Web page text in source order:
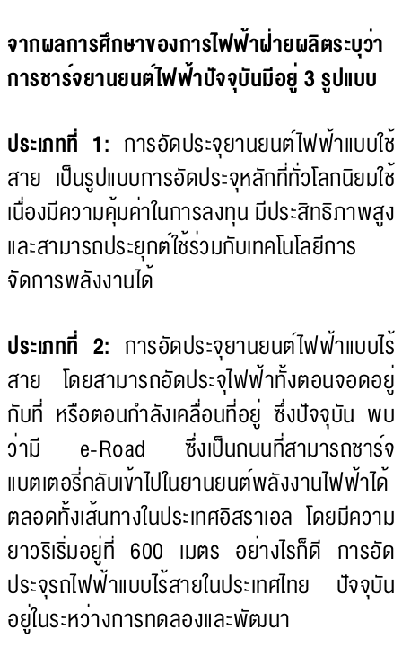
จากผลการศึกษาของการไฟฟ้าฝ่ายผลิตระบุว่า
การชาร์จยานยนต์ไฟฟ้าปัจจุบันมีอยู่ 3 รูปแบบ
ประเภทที่ 1: การอัดประจุยานยนต์ไฟฟ้าแบบใช้
สาย เป็นรูปแบบการอัดประจุหลักที่ทั่วโลกนิยมใช้
เนื่องมีความคุ้มค่าในการลงทุน มีประสิทธิภาพสูง
และสามารถประยุกต์ใช้ร่วมกับเทคโนโลยีการ
จัดการพลังงานได้
ประเภทที่ 2: การอัดประจุยานยนต์ไฟฟ้าแบบไร้
สาย โดยสามารถอัดประจุไฟฟ้าทั้งตอนจอดอยู่
กับที่ หรือตอนกำลังเคลื่อนที่อยู่ ซึ่งปัจจุบัน พบ
ว่ามี e-Road ซึ่งเป็นถนนที่สามารถชาร์จ
แบตเตอรี่กลับเข้าไปในยานยนต์พลังงานไฟฟ้าได้
ตลอดทั้งเส้นทางในประเทศอิสราเอล โดยมีความ
ยาวริเริ่มอยู่ที่ 600 เมตร อย่างไรก็ดี การอัด
ประจุรถไฟฟ้าแบบไร้สายในประเทศไทย ปัจจุบัน
อยู่ในระหว่างการทดลองและพัฒนา